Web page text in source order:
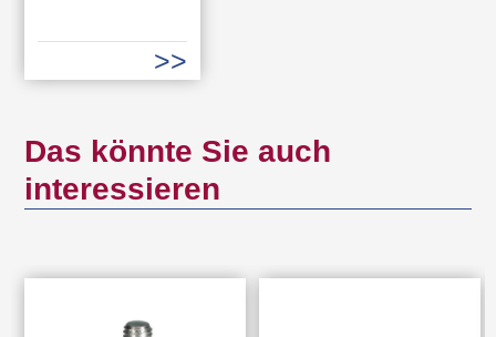
Das könnte Sie auch
interessieren